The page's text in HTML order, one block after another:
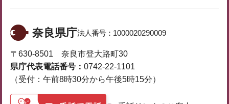
奈良県庁法人番号： 1000020290009
〒630-8501 奈良市登大路町30
県庁代表電話番号： 0742-22-1101
（受付：午前8時30分から午後5時15分）